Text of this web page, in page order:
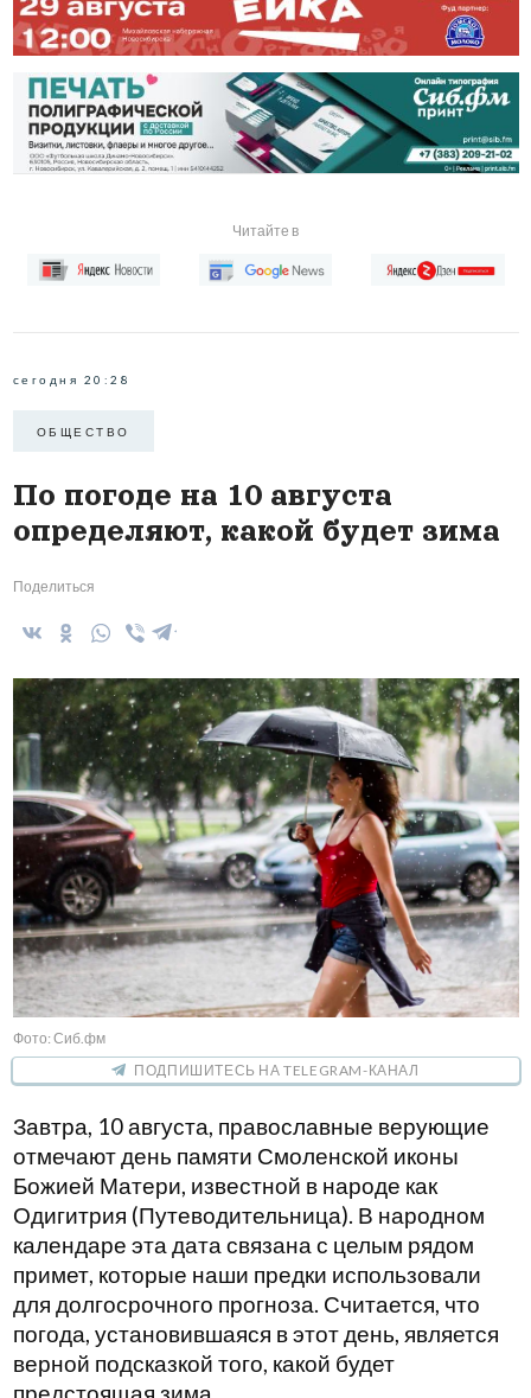
Читайте в
сегодня 20:28
ОБЩЕСТВО
По погоде на 10 августа
определяют, какой будет зима
Поделиться
Фото: Сиб.фм
ПОДПИШИТЕСЬ НА TELEGRAM-КАНАЛ
Завтра, 10 августа, православные верующие
отмечают день памяти Смоленской иконы
Божией Матери, известной в народе как
Одигитрия (Путеводительница). В народном
календаре эта дата связана с целым рядом
примет, которые наши предки использовали
для долгосрочного прогноза. Считается, что
погода, установившаяся в этот день, является
верной подсказкой того, какой будет